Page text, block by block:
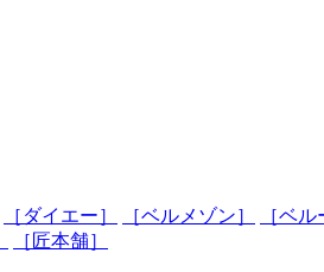
［ダイエー］ ［ベルメゾン］ ［ベル
［匠本舗］